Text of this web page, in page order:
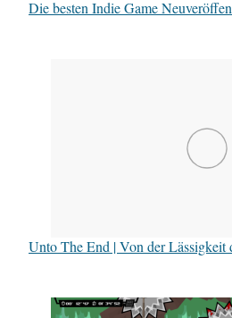
Die besten Indie Game
Unto The End | Von der Lässigkeit